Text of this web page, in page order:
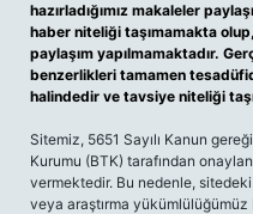
hazırladığımız makaleler
haber niteliği taşımamakta
paylaşım yapılmamaktadır.
benzerlikleri tamamen
halindedir ve tavsiye niteliği
Sitemiz, 5651 Sayılı Kanun
Kurumu (BTK) tarafından
vermektedir. Bu nedenle,
veya araştırma